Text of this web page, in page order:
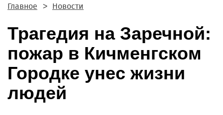
Главное Новости
Трагедия на Заречной:
пожар в Кичменгском
Городке унес жизни
людей